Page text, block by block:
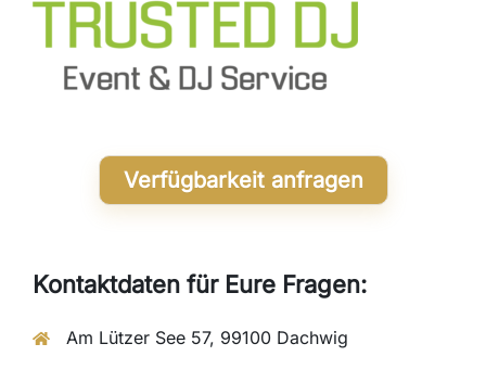
Verfügbarkeit anfragen
Kontaktdaten für Eure Fragen:
Am Lützer See 57, 99100 Dachwig